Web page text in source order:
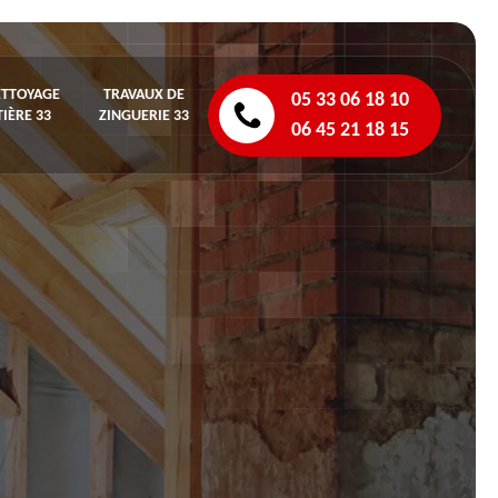
33
TRAVAUX DE
ZINGUERIE 33
05 33 06 18 10
06 45 21 18 15